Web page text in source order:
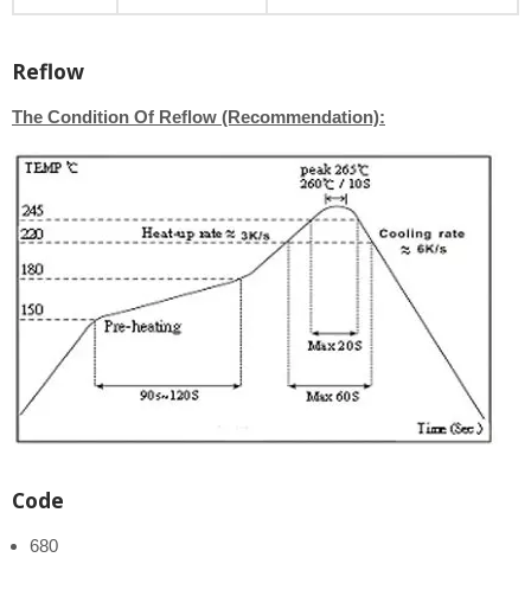
Reflow
The Condition Of Reflow (Recommendation):
Code
680